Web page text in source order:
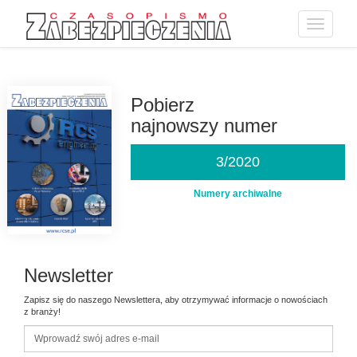
Toggle
Pobierz
najnowszy numer
3/2020
Numery archiwalne
Newsletter
Zapisz się do naszego Newslettera, aby otrzymywać informacje o nowościach
z branży!